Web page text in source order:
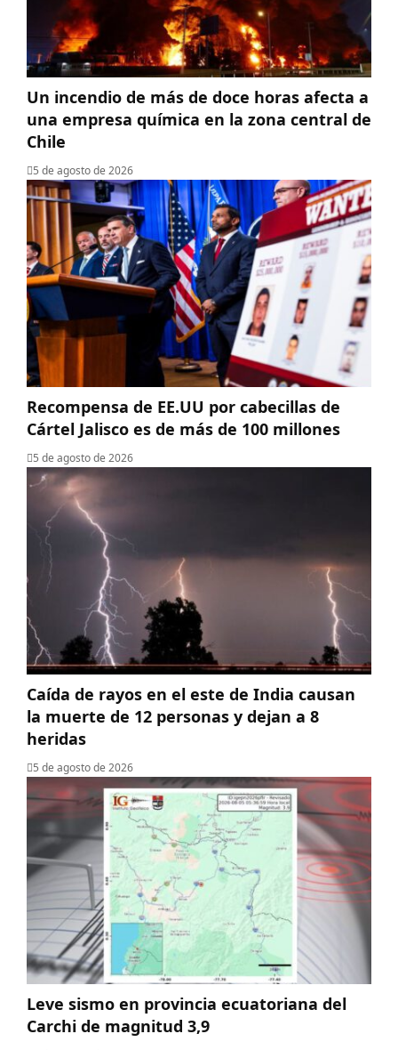
Un incendio de más de doce horas afecta a
una empresa química en la zona central de
Chile
5 de agosto de 2026
Recompensa de EE.UU por cabecillas de
Cártel Jalisco es de más de 100 millones
5 de agosto de 2026
Caída de rayos en el este de India causan
la muerte de 12 personas y dejan a 8
heridas
5 de agosto de 2026
Leve sismo en provincia ecuatoriana del
Carchi de magnitud 3,9